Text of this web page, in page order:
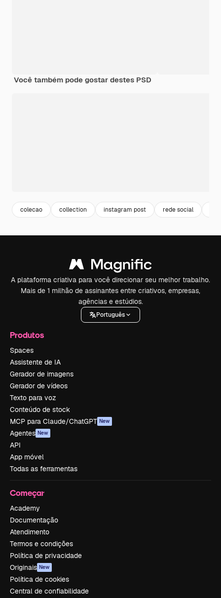
Você também pode gostar destes PSD
colecao collection instagram post rede social
A plataforma criativa para você direcionar seu melhor trabalho.
Mais de 1 milhão de assinantes entre criativos, empresas,
agências e estúdios.
Português
Produtos
Spaces
Assistente de IA
Gerador de imagens
Gerador de vídeos
Texto para voz
Conteúdo de stock
MCP para Claude/ChatGPT New
Agentes New
API
App móvel
Todas as ferramentas
Começar
Academy
Documentação
Atendimento
Termos e condições
Política de privacidade
Originais New
Política de cookies
Central de confiabilidade